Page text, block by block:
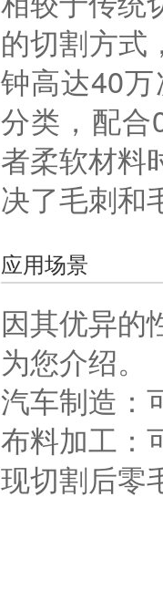
的切割方式
钟高达40
分类，配
者柔软材料
决了毛刺和
应用场景
因其优异的
为您介绍。
汽车制造：
布料加工：
现切割后零